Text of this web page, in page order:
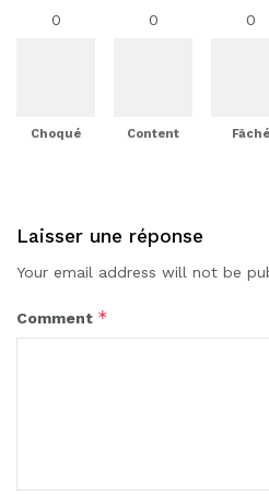
0
Choqué
0
Content
0
Fâché
Laisser une réponse
Your email address will not be
Comment *